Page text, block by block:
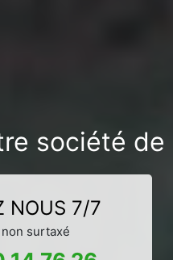
société
NOUS 7/7
surtaxé